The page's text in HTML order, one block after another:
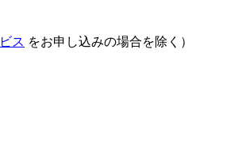
ス をお申し込みの場合を除く）